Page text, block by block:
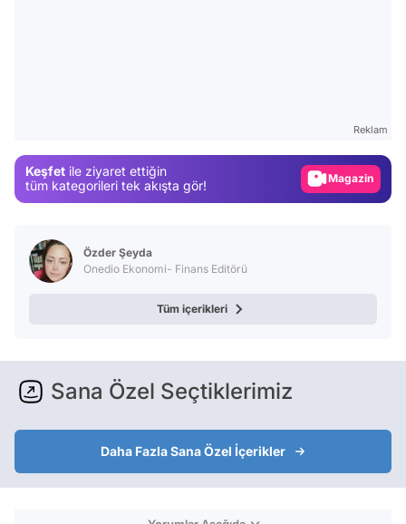
Reklam
Keşfet ile ziyaret ettiğin
tüm kategorileri tek akışta gör!
Magazin
Özder Şeyda
Onedio Ekonomi- Finans Editörü
Tüm içerikleri
Sana Özel Seçtiklerimiz
Daha Fazla Sana Özel İçerikler